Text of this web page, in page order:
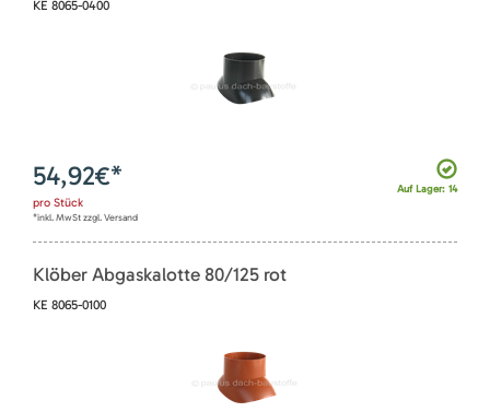
KE 8065-0400
Auf Lager: 14
54,92€*
pro Stück
*inkl. MwSt zzgl. Versand
Klöber Abgaskalotte 80/125 rot
KE 8065-0100